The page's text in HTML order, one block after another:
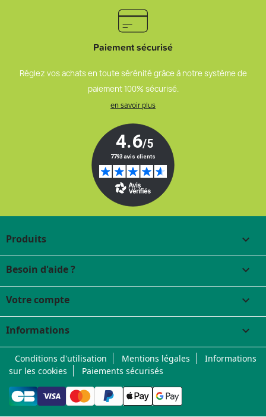
Paiement sécurisé
Réglez vos achats en toute sérénité grâce à notre système de
paiement 100% sécurisé.
en savoir plus
Produits 
Besoin d'aide ? 
Votre compte 
Informations keyboard_arrow_down
Conditions d'utilisation Mentions légales
Informations
sur les cookies
Paiements sécurisés